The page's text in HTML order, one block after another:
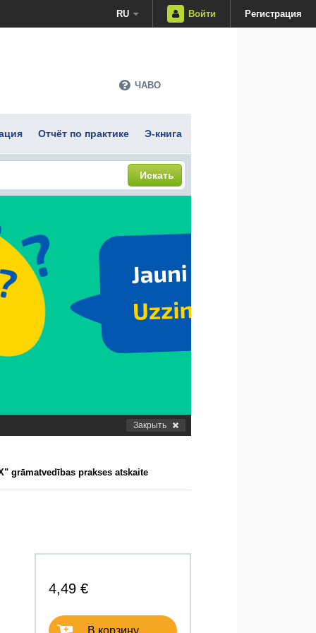
RU Войти Регистрация
ЧАВО
Отчёт по практике Э-книга
Искать
Закрыть
grāmatvedības prakses atskaite
4,49 €
В корзину